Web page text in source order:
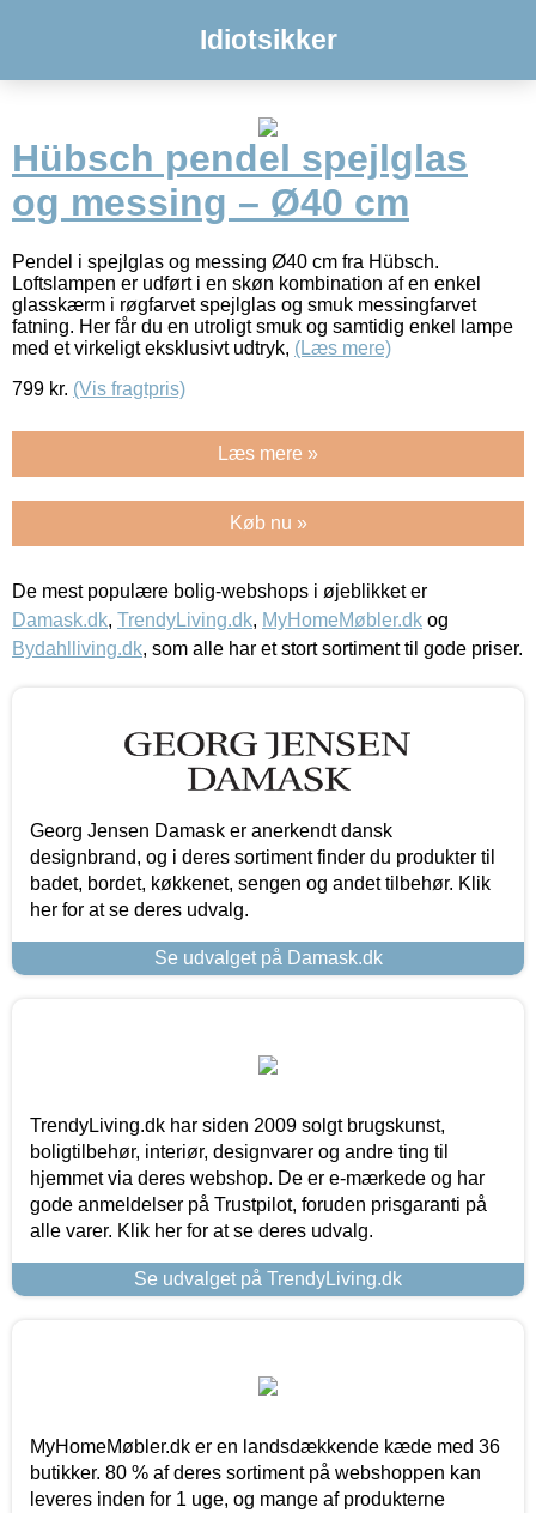
Idiotsikker
Hübsch pendel spejlglas
og messing – Ø40 cm
Pendel i spejlglas og messing Ø40 cm fra Hübsch.
Loftslampen er udført i en skøn kombination af en enkel
glasskærm i røgfarvet spejlglas og smuk messingfarvet
fatning. Her får du en utroligt smuk og samtidig enkel lampe
med et virkeligt eksklusivt udtryk, (Læs mere)
799 kr. (Vis fragtpris)
Læs mere »
Køb nu »
De mest populære bolig-webshops i øjeblikket er
Damask.dk, TrendyLiving.dk, MyHomeMøbler.dk og
Bydahlliving.dk, som alle har et stort sortiment til gode priser.
Georg Jensen Damask er anerkendt dansk
designbrand, og i deres sortiment finder du produkter til
badet, bordet, køkkenet, sengen og andet tilbehør. Klik
her for at se deres udvalg.
Se udvalget på Damask.dk
TrendyLiving.dk har siden 2009 solgt brugskunst,
boligtilbehør, interiør, designvarer og andre ting til
hjemmet via deres webshop. De er e-mærkede og har
gode anmeldelser på Trustpilot, foruden prisgaranti på
alle varer. Klik her for at se deres udvalg.
Se udvalget på TrendyLiving.dk
MyHomeMøbler.dk er en landsdækkende kæde med 36
butikker. 80 % af deres sortiment på webshoppen kan
leveres inden for 1 uge, og mange af produkterne